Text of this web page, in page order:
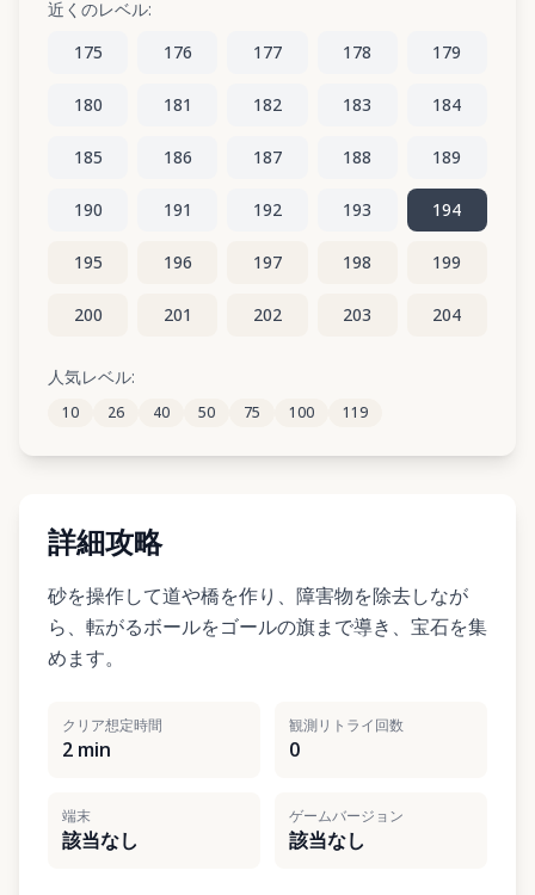
近くのレベル:
175
176 177 178 179
180 181 182 183 184
185 186 187 188 189
190 191 192 193 194
195 196 197 198 199
200 201 202 203 204
205
210 211 212 213
人気レベル:
10 26 40 50 75 100 119
詳細攻略
砂を操作して道や橋を作り、障害物を除去しなが
ら、転がるボールをゴールの旗まで導き、宝石を集
めます。
クリア想定時間
2 min
観測リトライ回数
0
端末
該当なし
ゲームバージョン
該当なし